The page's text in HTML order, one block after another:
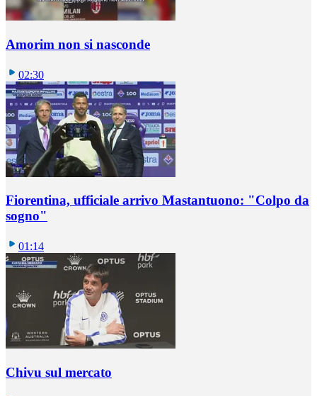
Amorim non si nasconde
02:30
Fiorentina, ufficiale arrivo Mastantuono: "Colpo da
sogno"
01:14
Chivu sul mercato